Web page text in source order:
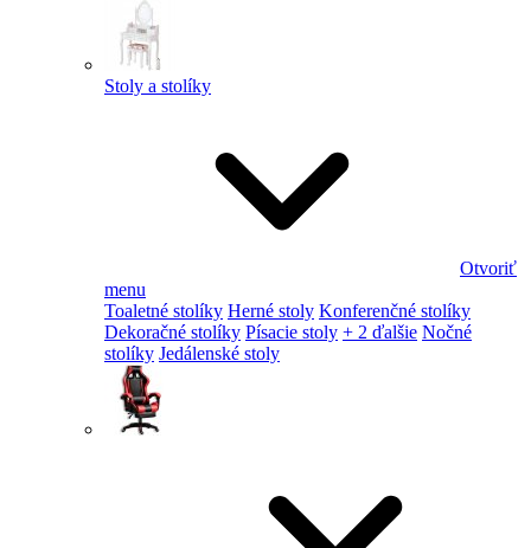
Stoly a stolíky
Otvoriť
menu
Toaletné stolíky Herné stoly Konferenčné stolíky
Dekoračné stolíky Písacie stoly + 2 ďalšie Nočné
stolíky Jedálenské stoly